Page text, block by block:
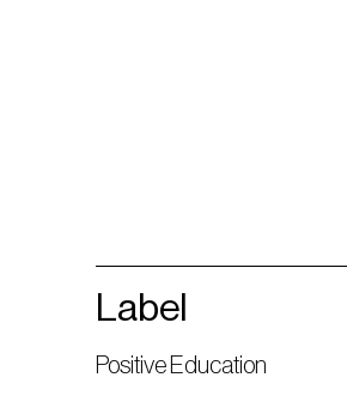
Label
Positive Education